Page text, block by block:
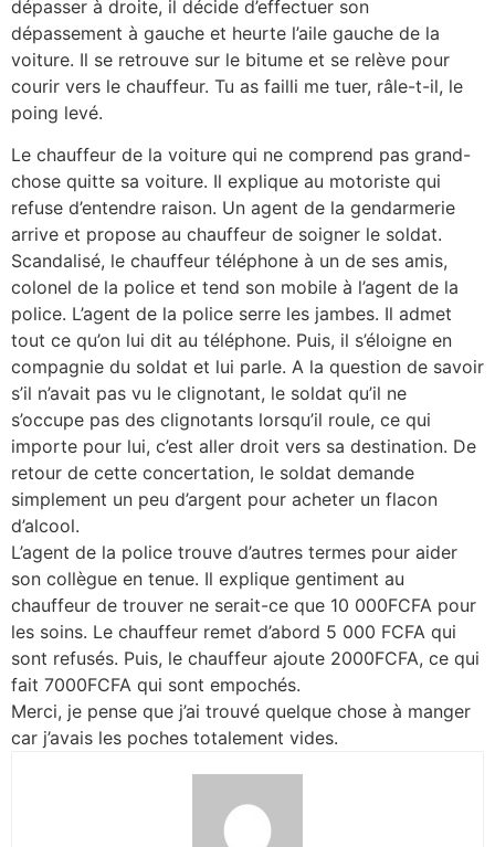
dépasser à droite, il décide d’effectuer son
dépassement à gauche et heurte l’aile gauche de la
voiture. Il se retrouve sur le bitume et se relève pour
courir vers le chauffeur. Tu as failli me tuer, râle-t-il, le
poing levé.
Le chauffeur de la voiture qui ne comprend pas grand-
chose quitte sa voiture. Il explique au motoriste qui
refuse d’entendre raison. Un agent de la gendarmerie
arrive et propose au chauffeur de soigner le soldat.
Scandalisé, le chauffeur téléphone à un de ses amis,
colonel de la police et tend son mobile à l’agent de la
police. L’agent de la police serre les jambes. Il admet
tout ce qu’on lui dit au téléphone. Puis, il s’éloigne en
compagnie du soldat et lui parle. A la question de savoir
s’il n’avait pas vu le clignotant, le soldat qu’il ne
s’occupe pas des clignotants lorsqu’il roule, ce qui
importe pour lui, c’est aller droit vers sa destination. De
retour de cette concertation, le soldat demande
simplement un peu d’argent pour acheter un flacon
d’alcool.
L’agent de la police trouve d’autres termes pour aider
son collègue en tenue. Il explique gentiment au
chauffeur de trouver ne serait-ce que 10 000FCFA pour
les soins. Le chauffeur remet d’abord 5 000 FCFA qui
sont refusés. Puis, le chauffeur ajoute 2000FCFA, ce qui
fait 7000FCFA qui sont empochés.
Merci, je pense que j’ai trouvé quelque chose à manger
car j’avais les poches totalement vides.